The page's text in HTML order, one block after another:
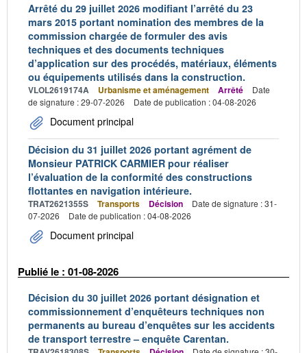
Arrêté du 29 juillet 2026 modifiant l’arrêté du 23
mars 2015 portant nomination des membres de la
commission chargée de formuler des avis
techniques et des documents techniques
d’application sur des procédés, matériaux, éléments
ou équipements utilisés dans la construction.
VLOL2619174A Urbanisme et aménagement Arrêté
Date
de signature : 29-07-2026
Date de publication : 04-08-2026
Document principal
Décision du 31 juillet 2026 portant agrément de
Monsieur PATRICK CARMIER pour réaliser
l’évaluation de la conformité des constructions
flottantes en navigation intérieure.
TRAT2621355S Transports Décision
Date de signature : 31-
07-2026
Date de publication : 04-08-2026
Document principal
Publié le : 01-08-2026
Décision du 30 juillet 2026 portant désignation et
commissionnement d’enquêteurs techniques non
permanents au bureau d’enquêtes sur les accidents
de transport terrestre – enquête Carentan.